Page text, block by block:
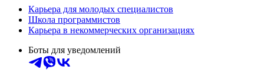
Карьера для молодых специалистов
Школа программистов
Карьера в некоммерческих организациях
Боты для уведомлений